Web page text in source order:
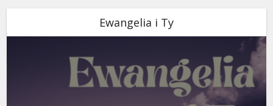
Ewangelia i Ty